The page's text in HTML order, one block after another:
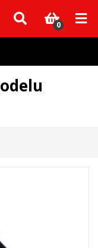
které nejsou skladem,
0